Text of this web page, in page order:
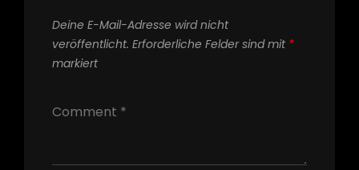
Deine E-Mail-Adresse wird nicht
veröffentlicht. Erforderliche Felder sind mit *
markiert